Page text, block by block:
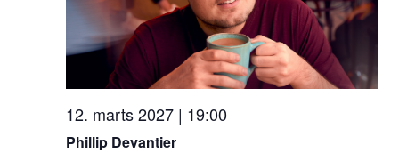
Phillip Devantier
12. marts 2027 | 19:00